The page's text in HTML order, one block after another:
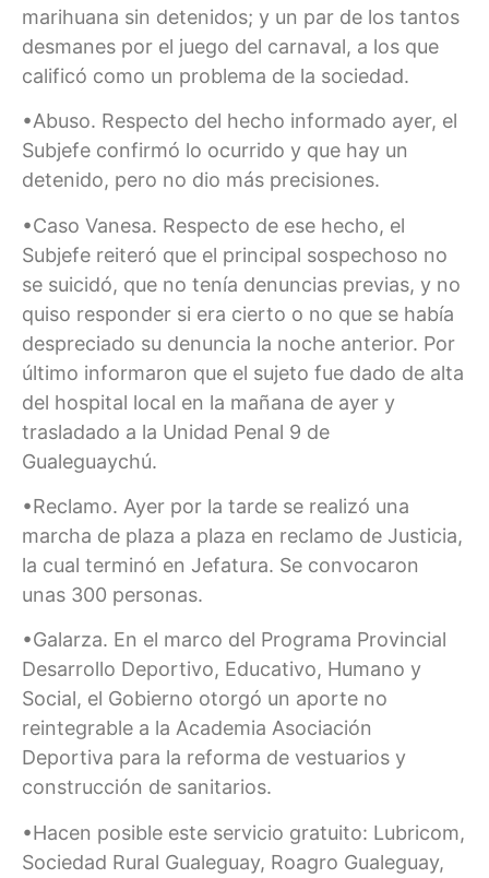
marihuana sin detenidos; y un par de los tantos
desmanes por el juego del carnaval, a los que
calificó como un problema de la sociedad.
•Abuso. Respecto del hecho informado ayer, el
Subjefe confirmó lo ocurrido y que hay un
detenido, pero no dio más precisiones.
•Caso Vanesa. Respecto de ese hecho, el
Subjefe reiteró que el principal sospechoso no
se suicidó, que no tenía denuncias previas, y no
quiso responder si era cierto o no que se había
despreciado su denuncia la noche anterior. Por
último informaron que el sujeto fue dado de alta
del hospital local en la mañana de ayer y
trasladado a la Unidad Penal 9 de
Gualeguaychú.
•Reclamo. Ayer por la tarde se realizó una
marcha de plaza a plaza en reclamo de Justicia,
la cual terminó en Jefatura. Se convocaron
unas 300 personas.
•Galarza. En el marco del Programa Provincial
Desarrollo Deportivo, Educativo, Humano y
Social, el Gobierno otorgó un aporte no
reintegrable a la Academia Asociación
Deportiva para la reforma de vestuarios y
construcción de sanitarios.
•Hacen posible este servicio gratuito: Lubricom,
Sociedad Rural Gualeguay, Roagro Gualeguay,